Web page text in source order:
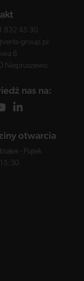
832 45 30
group.pl
8
Niepruszewo
nas na:
otwarcia
- Piątek